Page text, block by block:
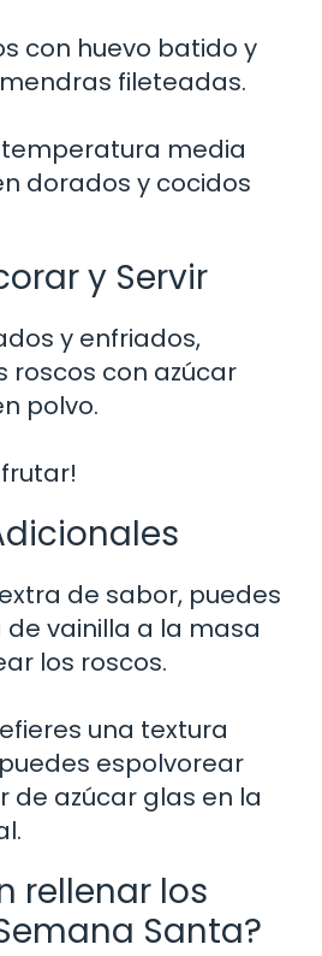
con huevo batido y
fileteadas.
media
dorados y cocidos
y Servir
y enfriados,
roscos con azúcar
polvo.
de sabor, puedes
vainilla a la masa
los roscos.
una textura
espolvorear
de azúcar glas en la
rellenar los
Santa?